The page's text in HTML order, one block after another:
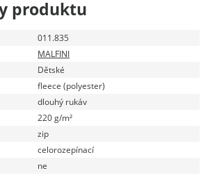
produktu
011.835
MALFINI
Dětské
fleece (polyester)
dlouhý rukáv
220 g/m²
zip
celorozepínací
ne